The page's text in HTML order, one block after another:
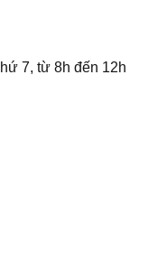
7, từ 8h đến 12h